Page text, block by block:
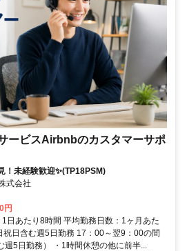
ービスAirbnbのカスタマーサポ
！未経験歓迎✨(TP18PSM)
式会社
円
日あたり8時間 平均勤務日数：1ヶ月あた
日含む週5日勤務 17：00～翌9：00の間
週5日勤務） ・1時間休憩の他に前半...